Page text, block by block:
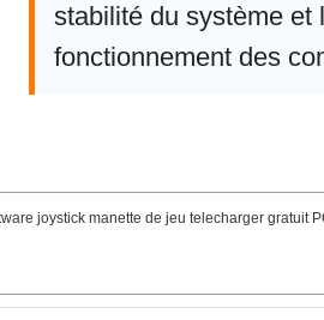
stabilité du système et
fonctionnement des
joystick manette de jeu telecharger gratuit